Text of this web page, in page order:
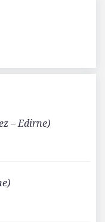
– Edirne)